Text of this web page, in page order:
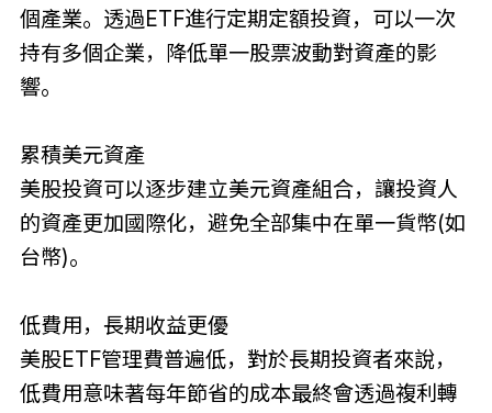
個產業。透過ETF進行定期定額投資，可以一次
持有多個企業，降低單一股票波動對資產的影
響。
累積美元資產
美股投資可以逐步建立美元資產組合，讓投資人
的資產更加國際化，避免全部集中在單一貨幣(如
台幣)。
低費用，長期收益更優
美股ETF管理費普遍低，對於長期投資者來說，
低費用意味著每年節省的成本最終會透過複利轉